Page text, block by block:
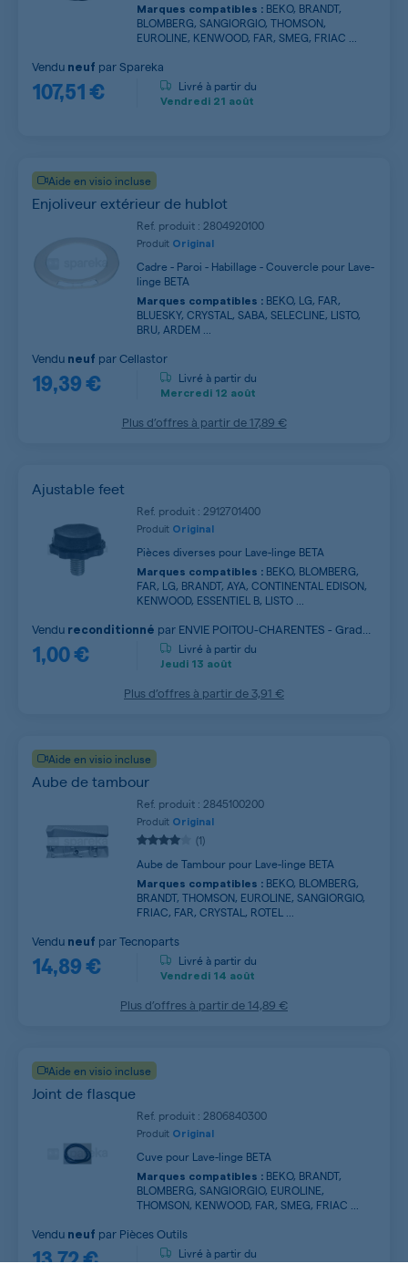
Marques compatibles : BEKO, BRANDT,
BLOMBERG, SANGIORGIO, THOMSON,
EUROLINE, KENWOOD, FAR, SMEG, FRIAC ...
107,51 €
Vendu neuf parSpareka
Livré à partir du
Vendredi 21 août
Aide en visio incluse
Enjoliveur extérieur de hublot
Ref. produit : 2804920100
Produit Original
Cadre - Paroi - Habillage - Couvercle pour Lave-
linge BETA
Marques compatibles : BEKO, LG, FAR,
BLUESKY, CRYSTAL, SABA, SELECLINE, LISTO,
BRU, ARDEM ...
19,39 €
Vendu neuf parCellastor
Livré à partir du
Mercredi 12 août
Plus d’offres à partir de17,89 €
Ajustable feet
Ref. produit : 2912701400
Produit Original
Pièces diverses pour Lave-linge BETA
Marques compatibles : BEKO, BLOMBERG,
FAR, LG, BRANDT, AYA, CONTINENTAL EDISON,
KENWOOD, ESSENTIEL B, LISTO ...
1,00 €
Vendu reconditionné par ENVIE POITOU-CHARENTES - Grade
B
Livré à partir du
Jeudi 13 août
Plus d’offres à partir de 3,91 €
Aide en visio incluse
Aube de tambour
Ref. produit : 2845100200
Produit Original
(1)
Aube de Tambour pour Lave-linge BETA
Marques compatibles : BEKO, BLOMBERG,
BRANDT, THOMSON, EUROLINE, SANGIORGIO,
FRIAC, FAR, CRYSTAL, ROTEL ...
14,89 €
Vendu neuf parTecnoparts
Livré à partir du
Vendredi 14 août
Plus d’offres à partir de14,89 €
Aide en visio incluse
Joint de flasque
Ref. produit : 2806840300
Produit Original
Cuve pour Lave-linge BETA
Marques compatibles : BEKO, BRANDT,
BLOMBERG, SANGIORGIO, EUROLINE,
THOMSON, KENWOOD, FAR, SMEG, FRIAC ...
13,72 €
Vendu neuf par Pièces Outils
Livré à partir du